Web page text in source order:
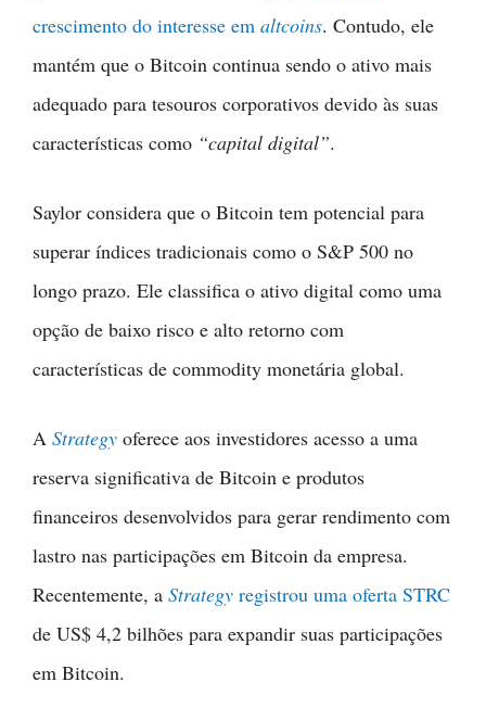
crescimento do interesse em altcoins. Contudo, ele
mantém que o Bitcoin continua sendo o ativo mais
adequado para tesouros corporativos devido às suas
características como “capital digital”.
Saylor considera que o Bitcoin tem potencial para
superar índices tradicionais como o S&P 500 no
longo prazo. Ele classifica o ativo digital como uma
opção de baixo risco e alto retorno com
características de commodity monetária global.
A Strategy oferece aos investidores acesso a uma
reserva significativa de Bitcoin e produtos
financeiros desenvolvidos para gerar rendimento com
lastro nas participações em Bitcoin da empresa.
Recentemente, a Strategy registrou uma oferta STRC
de US$ 4,2 bilhões para expandir suas participações
em Bitcoin.